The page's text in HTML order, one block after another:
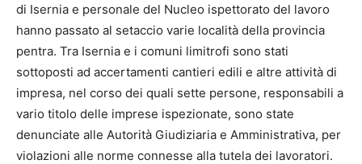
di Isernia e personale del Nucleo ispettorato del lavoro
hanno passato al setaccio varie località della provincia
pentra. Tra Isernia e i comuni limitrofi sono stati
sottoposti ad accertamenti cantieri edili e altre attività di
impresa, nel corso dei quali sette persone, responsabili a
vario titolo delle imprese ispezionate, sono state
denunciate alle Autorità Giudiziaria e Amministrativa, per
violazioni alle norme connesse alla tutela dei lavoratori.